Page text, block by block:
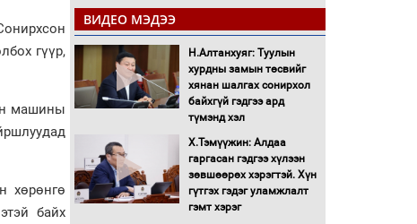
гүүр,
машины
хөрөнгө
байх
Санхүүгийн хэмнэлтийн
горимд эрүүл мэндийн
салбар хамаарахгүй
Нөөцийн махны
нээлттэй ил тод болгоно
Монгол Улс “COP17”-д
“Тал хээрийн
ВИДЕО МЭДЭЭ
Н.Алтанхуяг: Туулын
хурдны замын төсвийг
хянан шалгах сонирхол
байхгүй гэдгээ ард
түмэнд хэл
Х.Тэмүүжин: Алдаа
гаргасан гэдгээ хүлээн
зөвшөөрөх хэрэгтэй. Хүн
гүтгэх гэдэг уламжлалт
гэмт хэрэг